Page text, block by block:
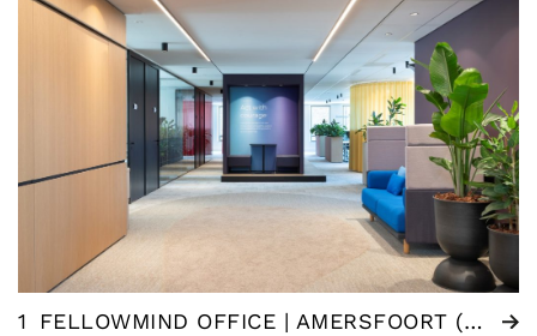
1 FELLOWMIND OFFICE | AMERSFOORT (NL)